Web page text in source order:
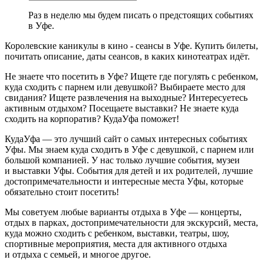
Раз в неделю мы будем писать о предстоящих событиях
в Уфе.
Королевские каникулы в кино - сеансы в Уфе. Купить билеты,
почитать описание, даты сеансов, в каких кинотеатрах идёт.
Не знаете что посетить в Уфе? Ищете где погулять с ребенком,
куда сходить с парнем или девушкой? Выбираете место для
свидания? Ищете развлечения на выходные? Интересуетесь
активным отдыхом? Посещаете выставки? Не знаете куда
сходить на корпоратив? КудаУфа поможет!
КудаУфа — это лучший сайт о самых интересных событиях
Уфы. Мы знаем куда сходить в Уфе с девушкой, с парнем или
большой компанией. У нас только лучшие события, музеи
и выставки Уфы. События для детей и их родителей, лучшие
достопримечательности и интересные места Уфы, которые
обязательно стоит посетить!
Мы советуем любые варианты отдыха в Уфе — концерты,
отдых в парках, достопримечательности для экскурсий, места,
куда можно сходить с ребенком, выставки, театры, шоу,
спортивные мероприятия, места для активного отдыха
и отдыха с семьей, и многое другое.